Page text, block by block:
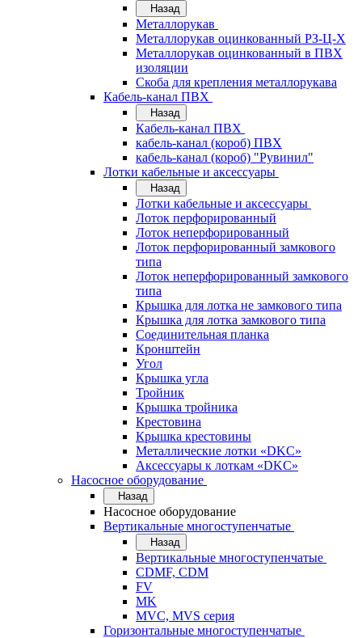
Назад
Металлорукав
Металлорукав оцинкованный РЗ-Ц-Х
Металлорукав оцинкованный в ПВХ
изоляции
Скоба для крепления металлорукава
Кабель-канал ПВХ
Назад
Кабель-канал ПВХ
кабель-канал (короб) ПВХ
кабель-канал (короб) "Рувинил"
Лотки кабельные и аксессуары
Назад
Лотки кабельные и аксессуары
Лоток перфорированный
Лоток неперфорированный
Лоток перфорированный замкового
типа
Лоток неперфорированный замкового
типа
Крышка для лотка не замкового типа
Крышка для лотка замкового типа
Соединительная планка
Кронштейн
Угол
Крышка угла
Тройник
Крышка тройника
Крестовина
Крышка крестовины
Металлические лотки «DKC»
Аксессуары к лоткам «DKC»
Насосное оборудование
Назад
Насосное оборудование
Вертикальные многоступенчатые
Назад
Вертикальные многоступенчатые
CDMF, CDM
FV
MK
MVC, MVS серия
Горизонтальные многоступенчатые